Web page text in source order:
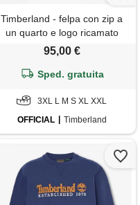
Timberland - felpa con zip a
un quarto e logo ricamato
exeter river da uomo in blu
scuro, uomo, blu, taglia: 3xl
95,00 €
Sped. gratuita
3XL L M S XL XXL
OFFICIAL
Timberland